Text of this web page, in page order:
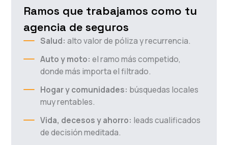
Ramos que trabajamos como tu
agencia de seguros
Salud: alto valor de póliza y recurrencia.
Auto y moto: el ramo más competido,
donde más importa el filtrado.
Hogar y comunidades: búsquedas locales
muy rentables.
Vida, decesos y ahorro: leads cualificados
de decisión meditada.